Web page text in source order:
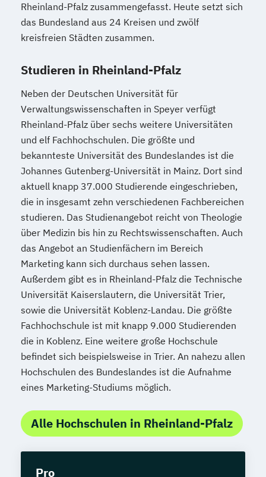
Rheinland-Pfalz zusammengefasst. Heute setzt sich
das Bundesland aus 24 Kreisen und zwölf
kreisfreien Städten zusammen.
Studieren in Rheinland-Pfalz
Neben der Deutschen Universität für
Verwaltungswissenschaften in Speyer verfügt
Rheinland-Pfalz über sechs weitere Universitäten
und elf Fachhochschulen. Die größte und
bekannteste Universität des Bundeslandes ist die
Johannes Gutenberg-Universität in Mainz. Dort sind
aktuell knapp 37.000 Studierende eingeschrieben,
die in insgesamt zehn verschiedenen Fachbereichen
studieren. Das Studienangebot reicht von Theologie
über Medizin bis hin zu Rechtswissenschaften. Auch
das Angebot an Studienfächern im Bereich
Marketing kann sich durchaus sehen lassen.
Außerdem gibt es in Rheinland-Pfalz die Technische
Universität Kaiserslautern, die Universität Trier,
sowie die Universität Koblenz-Landau. Die größte
Fachhochschule ist mit knapp 9.000 Studierenden
die in Koblenz. Eine weitere große Hochschule
befindet sich beispielsweise in Trier. An nahezu allen
Hochschulen des Bundeslandes ist die Aufnahme
eines Marketing-Studiums möglich.
Alle Hochschulen in Rheinland-Pfalz
Pro